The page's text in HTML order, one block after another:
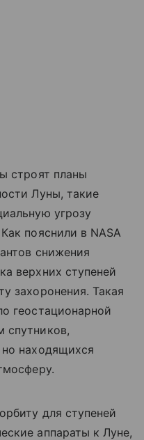
строят планы
Луны, такие
угрозу
пояснили в NASA
снижения
верхних ступеней
захоронения. Такая
геостационарной
спутников,
находящихся
для ступеней
аппараты к Луне,